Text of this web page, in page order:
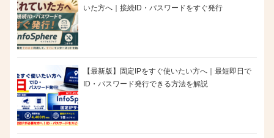
いた方へ｜接続ID・パスワードをすぐ発行
【最新版】固定IPをすぐ使いたい方へ｜最短即日で
ID・パスワード発行できる方法を解説